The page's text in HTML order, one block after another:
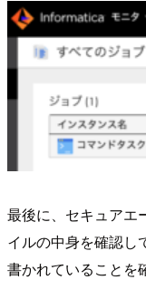
最後に、セキュアエ
イルの中身を確認し
書かれていることを